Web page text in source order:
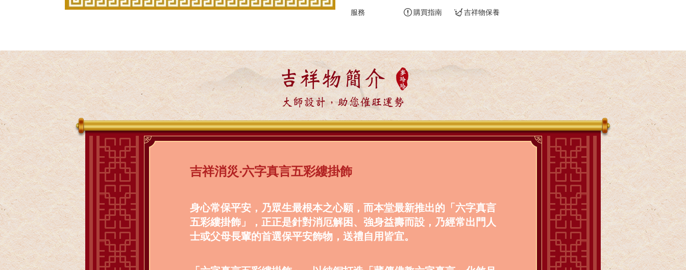
服務 購買指南 吉祥物保養
吉祥物簡介
大師設計，助您催旺運勢
吉祥消災‧六字真言五彩縷掛飾
身心常保平安，乃眾生最根本之心願，而本堂最新推出的「六字真言
五彩縷掛飾」，正正是針對消厄解困、強身益壽而設，乃經常出門人
士或父母長輩的首選保平安飾物，送禮自用皆宜。